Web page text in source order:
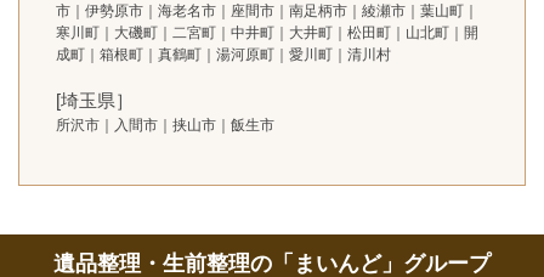
市｜伊勢原市｜海老名市｜座間市｜南足柄市｜綾瀬市｜葉山町｜
寒川町｜大磯町｜二宮町｜中井町｜大井町｜松田町｜山北町｜開
成町｜箱根町｜真鶴町｜湯河原町｜愛川町｜清川村
[埼玉県］
所沢市｜入間市｜挟山市｜飯生市
遺品整理・生前整理の「まいんど」グループ